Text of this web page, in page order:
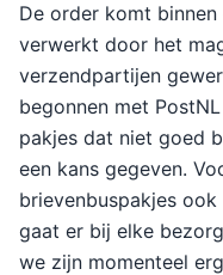
De order komt
verwerkt door het
verzendpartijen
begonnen met
pakjes dat niet goed
een kans gegeven.
brievenbuspakjes
gaat er bij elke
we zijn momenteel